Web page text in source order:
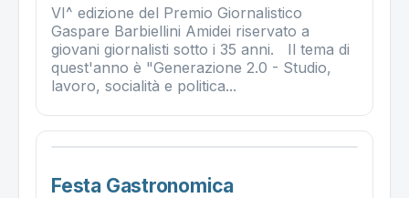
VI^ edizione del Premio Giornalistico
Gaspare Barbiellini Amidei riservato a
giovani giornalisti sotto i 35 anni. Il tema di
quest'anno è "Generazione 2.0 - Studio,
lavoro, socialità e politica...
Festa Gastronomica